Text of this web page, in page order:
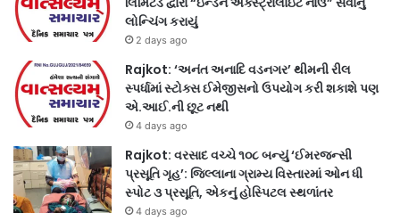
લોન્ચિંગ કરાયું
2 days ago
Rajkot: ‘અનંત અનાદિ વડનગર’ થીમની રીલ
સ્પર્ધામાં સ્ટોક્સ ઈમેજીસનો ઉપયોગ કરી શકાશે પણ
એ.આઈ.ની છૂટ નથી
4 days ago
Rajkot: વરસાદ વચ્ચે ૧૦૮ બન્યું ‘ઈમરજન્સી
પ્રસૂતિ ગૃહ’: જિલ્લાના ગ્રામ્ય વિસ્તારમાં ઓન ધી
સ્પોટ ૩ પ્રસૂતિ, એકનું હોસ્પિટલ સ્થળાંતર
4 days ago